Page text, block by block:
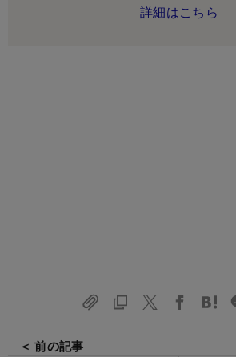
詳細はこちら
＜ 前の記事